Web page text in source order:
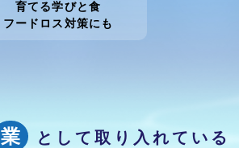
育てる学びと食
フードロス対策にも
業
として取り入れている